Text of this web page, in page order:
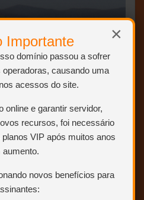
×
Importante
domínio passou a sofrer
causando uma
acessos do site.
online e garantir servidor,
recursos, foi necessário
VIP após muitos anos
aumento.
novos benefícios para